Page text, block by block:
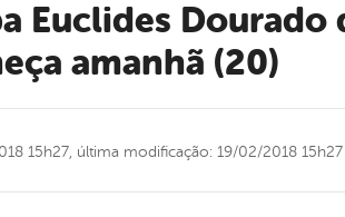
amanhã (20)
15h27, última modificação: 19/02/2018 15h27